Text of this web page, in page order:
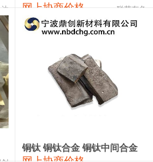
9,700
10,400
12,300 0
网上协商价格 联荣有色
铜钛 铜钛合金 铜钛中间合金